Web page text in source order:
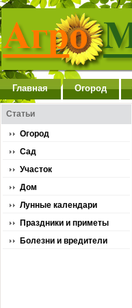
Главная Огород
Статьи
Огород
Сад
Участок
Дом
Лунные календари
Праздники и приметы
Болезни и вредители